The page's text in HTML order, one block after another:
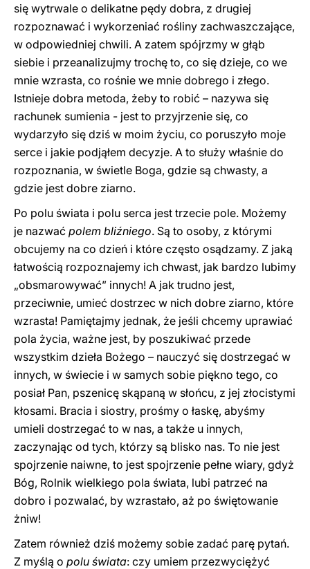
się wytrwale o delikatne pędy dobra, z drugiej
rozpoznawać i wykorzeniać rośliny zachwaszczające,
w odpowiedniej chwili. A zatem spójrzmy w głąb
siebie i przeanalizujmy trochę to, co się dzieje, co we
mnie wzrasta, co rośnie we mnie dobrego i złego.
Istnieje dobra metoda, żeby to robić – nazywa się
rachunek sumienia - jest to przyjrzenie się, co
wydarzyło się dziś w moim życiu, co poruszyło moje
serce i jakie podjąłem decyzje. A to służy właśnie do
rozpoznania, w świetle Boga, gdzie są chwasty, a
gdzie jest dobre ziarno.
Po polu świata i polu serca jest trzecie pole. Możemy
je nazwać polem bliźniego. Są to osoby, z którymi
obcujemy na co dzień i które często osądzamy. Z jaką
łatwością rozpoznajemy ich chwast, jak bardzo lubimy
„obsmarowywać” innych! A jak trudno jest,
przeciwnie, umieć dostrzec w nich dobre ziarno, które
wzrasta! Pamiętajmy jednak, że jeśli chcemy uprawiać
pola życia, ważne jest, by poszukiwać przede
wszystkim dzieła Bożego – nauczyć się dostrzegać w
innych, w świecie i w samych sobie piękno tego, co
posiał Pan, pszenicę skąpaną w słońcu, z jej złocistymi
kłosami. Bracia i siostry, prośmy o łaskę, abyśmy
umieli dostrzegać to w nas, a także u innych,
zaczynając od tych, którzy są blisko nas. To nie jest
spojrzenie naiwne, to jest spojrzenie pełne wiary, gdyż
Bóg, Rolnik wielkiego pola świata, lubi patrzeć na
dobro i pozwalać, by wzrastało, aż po świętowanie
żniw!
Zatem również dziś możemy sobie zadać parę pytań.
Z myślą o polu świata: czy umiem przezwyciężyć